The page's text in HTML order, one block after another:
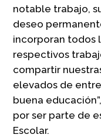
notable trabajo,
deseo
incorporan todos
respectivos
compartir
elevados de
buena
por ser parte de
Escolar.